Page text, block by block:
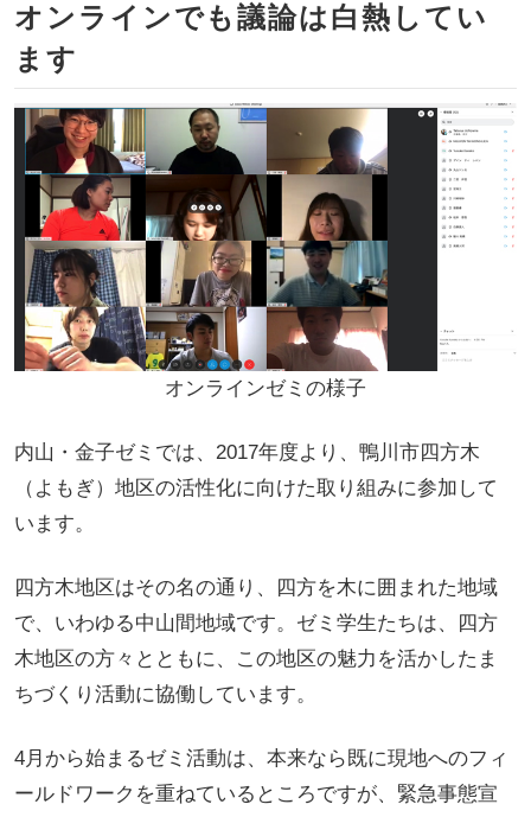
オンラインでも議論は白熱してい
ます
オンラインゼミの様子
内山・金子ゼミでは、2017年度より、鴨川市四方木
（よもぎ）地区の活性化に向けた取り組みに参加して
います。
四方木地区はその名の通り、四方を木に囲まれた地域
で、いわゆる中山間地域です。ゼミ学生たちは、四方
木地区の方々とともに、この地区の魅力を活かしたま
ちづくり活動に協働しています。
4月から始まるゼミ活動は、本来なら既に現地へのフィ
ールドワークを重ねているところですが、緊急事態宣